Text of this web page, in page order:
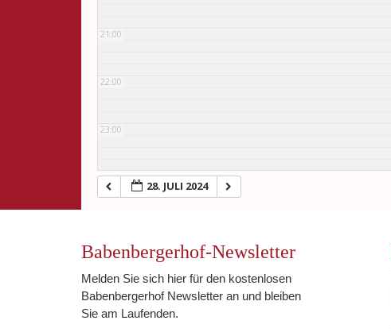
21:00
22:00
23:00
28. JULI 2024
Babenbergerhof-Newsletter
Melden Sie sich hier für den kostenlosen
Babenbergerhof Newsletter an und bleiben
Sie am Laufenden.